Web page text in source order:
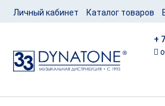
Личный кабинет Каталог товаров